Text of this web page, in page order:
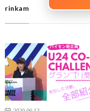
rinkam